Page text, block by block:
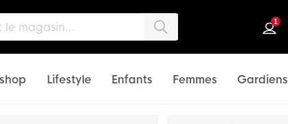
1
Lifestyle Enfants Femmes Gardiens